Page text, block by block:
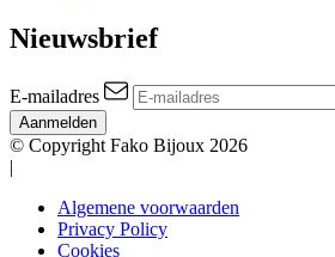
Nieuwsbrief
E-mailadres
Aanmelden
© Copyright Fako Bijoux 2026
|
Algemene voorwaarden
Privacy Policy
Cookies